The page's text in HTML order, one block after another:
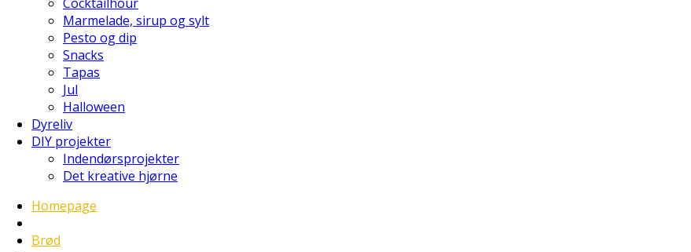
Marmelade, sirup og sylt
Pesto og dip
Snacks
Tapas
Jul
Halloween
Dyreliv
DIY projekter
Indendørsprojekter
Det kreative hjørne
Homepage
Brød